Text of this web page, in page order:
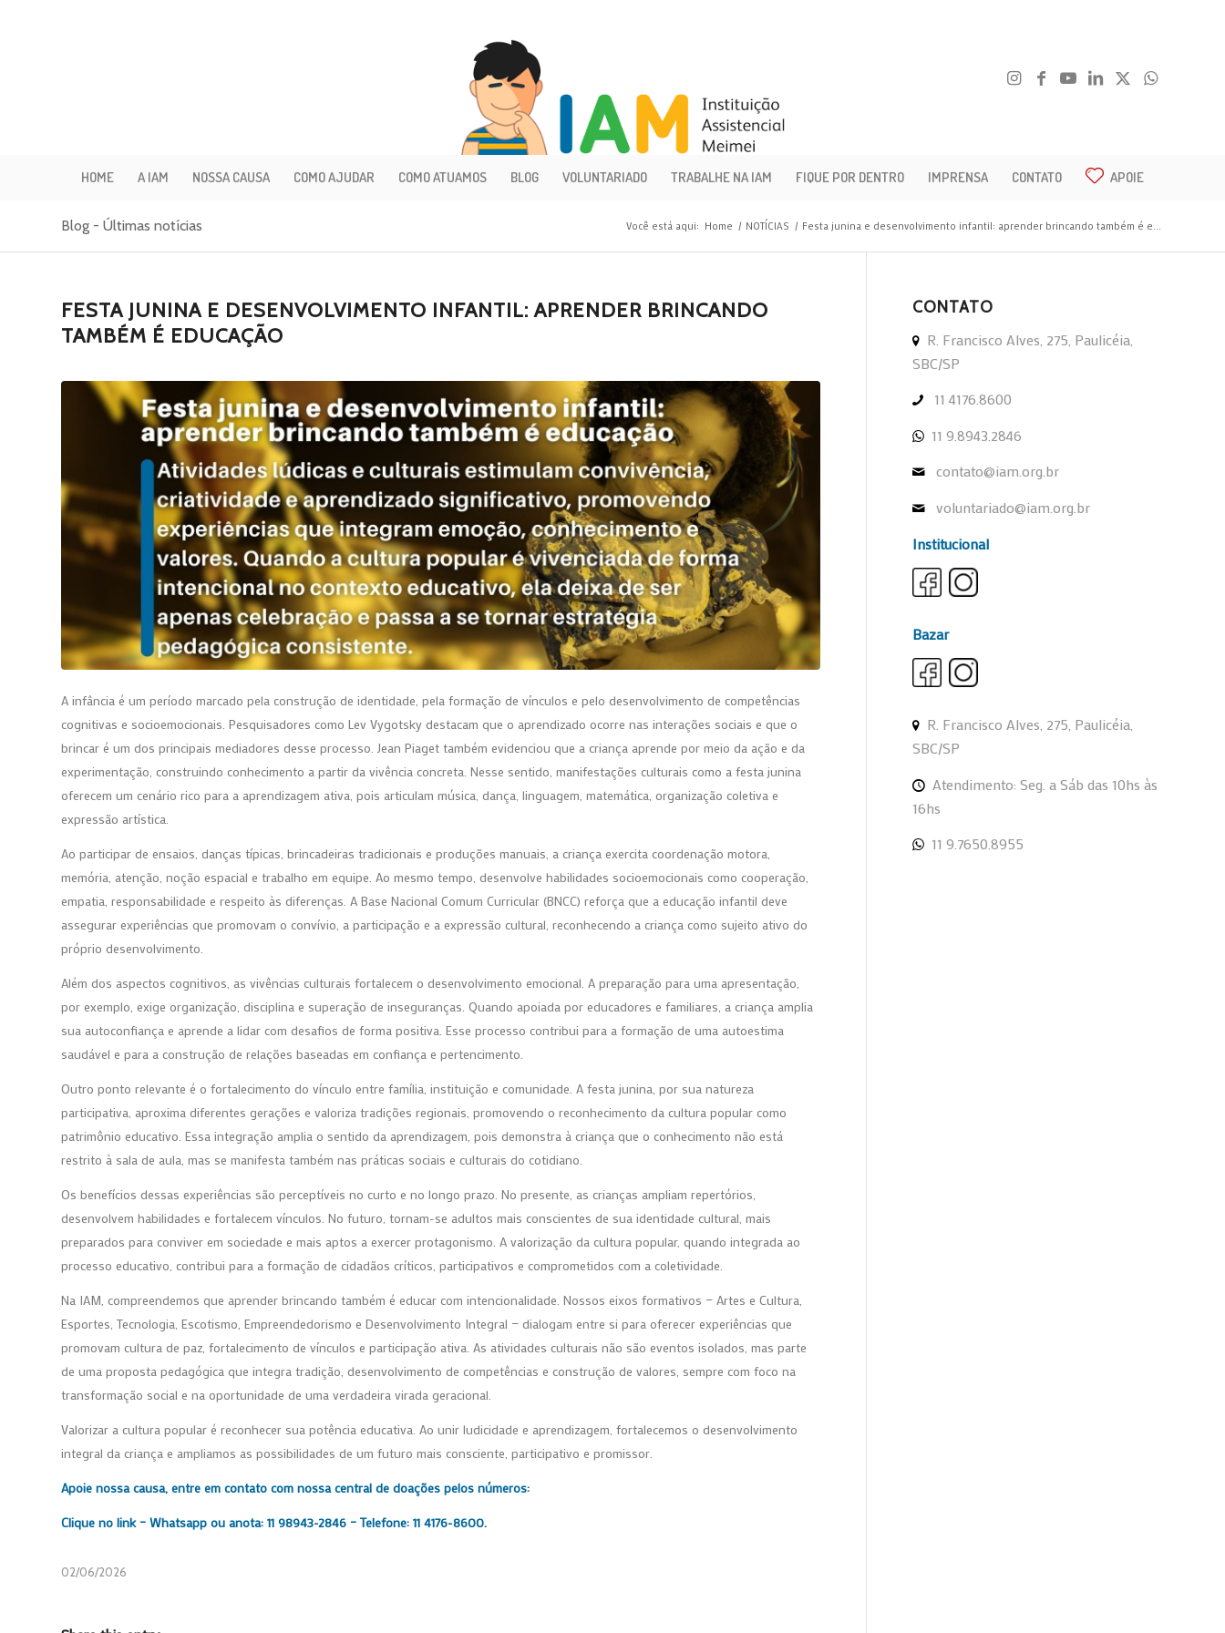
HOME A IAM NOSSA CAUSA COMO AJUDAR COMO ATUAMOS BLOG VOLUNTARIADO TRABALHE NA IAM FIQUE POR DENTRO IMPRENSA CONTATO APOIE
Blog - Últimas notícias Você está aqui: Home / NOTÍCIAS / Festa junina e desenvolvimento infantil: aprender brincando também é e...
FESTA JUNINA E DESENVOLVIMENTO INFANTIL: APRENDER BRINCANDO
TAMBÉM É EDUCAÇÃO
A infância é um período marcado pela construção de identidade, pela formação de vínculos e pelo desenvolvimento de competências
cognitivas e socioemocionais. Pesquisadores como Lev Vygotsky destacam que o aprendizado ocorre nas interações sociais e que o
brincar é um dos principais mediadores desse processo. Jean Piaget também evidenciou que a criança aprende por meio da ação e da
experimentação, construindo conhecimento a partir da vivência concreta. Nesse sentido, manifestações culturais como a festa junina
oferecem um cenário rico para a aprendizagem ativa, pois articulam música, dança, linguagem, matemática, organização coletiva e
expressão artística.
Ao participar de ensaios, danças típicas, brincadeiras tradicionais e produções manuais, a criança exercita coordenação motora,
memória, atenção, noção espacial e trabalho em equipe. Ao mesmo tempo, desenvolve habilidades socioemocionais como cooperação,
empatia, responsabilidade e respeito às diferenças. A Base Nacional Comum Curricular (BNCC) reforça que a educação infantil deve
assegurar experiências que promovam o convívio, a participação e a expressão cultural, reconhecendo a criança como sujeito ativo do
próprio desenvolvimento.
Além dos aspectos cognitivos, as vivências culturais fortalecem o desenvolvimento emocional. A preparação para uma apresentação,
por exemplo, exige organização, disciplina e superação de inseguranças. Quando apoiada por educadores e familiares, a criança amplia
sua autoconfiança e aprende a lidar com desafios de forma positiva. Esse processo contribui para a formação de uma autoestima
saudável e para a construção de relações baseadas em confiança e pertencimento.
Outro ponto relevante é o fortalecimento do vínculo entre família, instituição e comunidade. A festa junina, por sua natureza
participativa, aproxima diferentes gerações e valoriza tradições regionais, promovendo o reconhecimento da cultura popular como
patrimônio educativo. Essa integração amplia o sentido da aprendizagem, pois demonstra à criança que o conhecimento não está
restrito à sala de aula, mas se manifesta também nas práticas sociais e culturais do cotidiano.
Os benefícios dessas experiências são perceptíveis no curto e no longo prazo. No presente, as crianças ampliam repertórios,
desenvolvem habilidades e fortalecem vínculos. No futuro, tornam-se adultos mais conscientes de sua identidade cultural, mais
preparados para conviver em sociedade e mais aptos a exercer protagonismo. A valorização da cultura popular, quando integrada ao
processo educativo, contribui para a formação de cidadãos críticos, participativos e comprometidos com a coletividade.
Na IAM, compreendemos que aprender brincando também é educar com intencionalidade. Nossos eixos formativos — Artes e Cultura,
Esportes, Tecnologia, Escotismo, Empreendedorismo e Desenvolvimento Integral — dialogam entre si para oferecer experiências que
promovam cultura de paz, fortalecimento de vínculos e participação ativa. As atividades culturais não são eventos isolados, mas parte
de uma proposta pedagógica que integra tradição, desenvolvimento de competências e construção de valores, sempre com foco na
transformação social e na oportunidade de uma verdadeira virada geracional.
Valorizar a cultura popular é reconhecer sua potência educativa. Ao unir ludicidade e aprendizagem, fortalecemos o desenvolvimento
integral da criança e ampliamos as possibilidades de um futuro mais consciente, participativo e promissor.
Apoie nossa causa, entre em contato com nossa central de doações pelos números:
Clique no link – Whatsapp ou anota: 11 98943-2846 – Telefone: 11 4176-8600.
02/06/2026
CONTATO
R. Francisco Alves, 275, Paulicéia,
SBC/SP
11 4176.8600
11 9.8943.2846
contato@iam.org.br
voluntariado@iam.org.br
Institucional
Bazar
R. Francisco Alves, 275, Paulicéia,
SBC/SP
Atendimento: Seg. a Sáb das 10hs às
16hs
11 9.7650.8955